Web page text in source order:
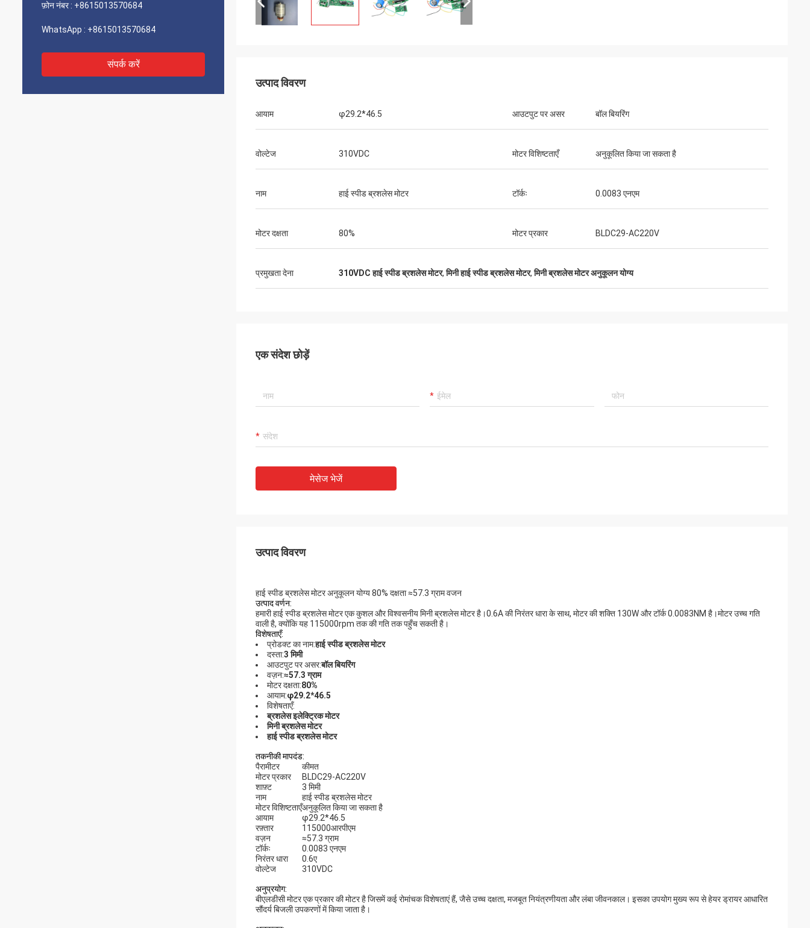
फ़ोन नंबर : +8615013570684
WhatsApp : +8615013570684
संपर्क करें
उत्पाद विवरण
आयाम φ29.2*46.5 आउटपुट पर असर बॉल बियरिंग
वोल्टेज 310VDC मोटर विशिष्टताएँ अनुकूलित किया जा सकता है
नाम हाई स्पीड ब्रशलेस मोटर टॉर्कः 0.0083 एनएम
मोटर दक्षता 80% मोटर प्रकार BLDC29-AC220V
प्रमुखता देना 310VDC हाई स्पीड ब्रशलेस मोटर,मिनी हाई स्पीड ब्रशलेस मोटर,मिनी ब्रशलेस मोटर अनुकूलन योग्य
एक संदेश छोड़ें
मेसेज भेजें
उत्पाद विवरण
हाई स्पीड ब्रशलेस मोटर अनुकूलन योग्य 80% दक्षता ≈57.3 ग्राम वजन
उत्पाद वर्णन:
हमारी हाई स्पीड ब्रशलेस मोटर एक कुशल और विश्वसनीय मिनी ब्रशलेस मोटर है।0.6A की निरंतर धारा के साथ, मोटर की शक्ति 130W और टॉर्क 0.0083NM है।मोटर उच्च गति
वाली है, क्योंकि यह 115000rpm तक की गति तक पहुँच सकती है।
विशेषताएँ:
प्रोडक्ट का नाम:हाई स्पीड ब्रशलेस मोटर
दस्ता:3 मिमी
आउटपुट पर असर:बॉल बियरिंग
वज़न:≈57.3 ग्राम
मोटर दक्षता:80%
आयाम:φ29.2*46.5
विशेषताएँ:
ब्रशलेस इलेक्ट्रिक मोटर
मिनी ब्रशलेस मोटर
हाई स्पीड ब्रशलेस मोटर
तकनीकी मापदंड:
पैरामीटर
कीमत
मोटर प्रकार
BLDC29-AC220V
शाफ़्ट
3 मिमी
नाम
हाई स्पीड ब्रशलेस मोटर
मोटर विशिष्टताएँअनुकूलित किया जा सकता है
आयाम
φ29.2*46.5
रफ़्तार
115000आरपीएम
वज़न
≈57.3 ग्राम
टॉर्कः
0.0083 एनएम
निरंतर धारा
0.6ए
वोल्टेज
310VDC
अनुप्रयोग:
बीएलडीसी मोटर एक प्रकार की मोटर है जिसमें कई रोमांचक विशेषताएं हैं, जैसे उच्च दक्षता, मजबूत नियंत्रणीयता और लंबा जीवनकाल। इसका उपयोग मुख्य रूप से हेयर ड्रायर आधारित
सौंदर्य बिजली उपकरणों में किया जाता है।